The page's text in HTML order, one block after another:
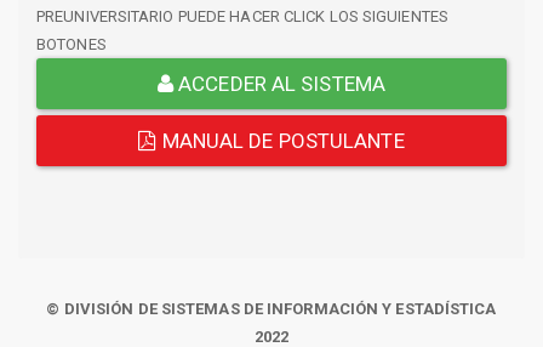
PREUNIVERSITARIO PUEDE HACER CLICK LOS SIGUIENTES
BOTONES
ACCEDER AL SISTEMA
MANUAL DE POSTULANTE
© DIVISIÓN DE SISTEMAS DE INFORMACIÓN Y ESTADÍSTICA
2022